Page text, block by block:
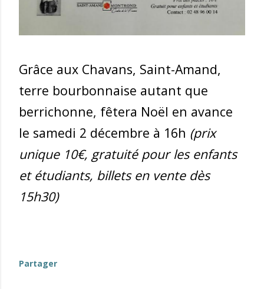
Grâce aux Chavans, Saint-Amand,
terre bourbonnaise autant que
berrichonne, fêtera Noël en avance
le samedi 2 décembre à 16h (prix
unique 10€, gratuité pour les enfants
et étudiants, billets en vente dès
15h30)
Partager